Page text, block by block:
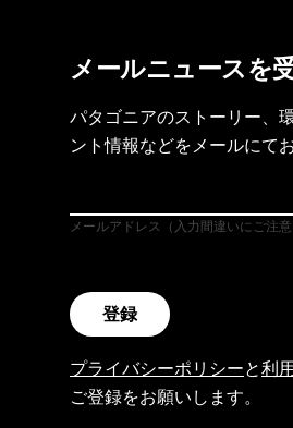
メールニュースを
パタゴニアのストーリー、
ント情報などをメールにて
メールアドレス（入力間違いにご注意
登録
プライバシーポリシーと利
ご登録をお願いします。